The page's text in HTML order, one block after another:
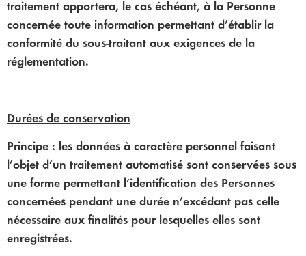
traitement apportera, le cas échéant, à la Personne
concernée toute information permettant d’établir la
conformité du sous-traitant aux exigences de la
réglementation.
Durées de conservation
Principe : les données à caractère personnel faisant
l’objet d’un traitement automatisé sont conservées sous
une forme permettant l’identification des Personnes
concernées pendant une durée n’excédant pas celle
nécessaire aux finalités pour lesquelles elles sont
enregistrées.